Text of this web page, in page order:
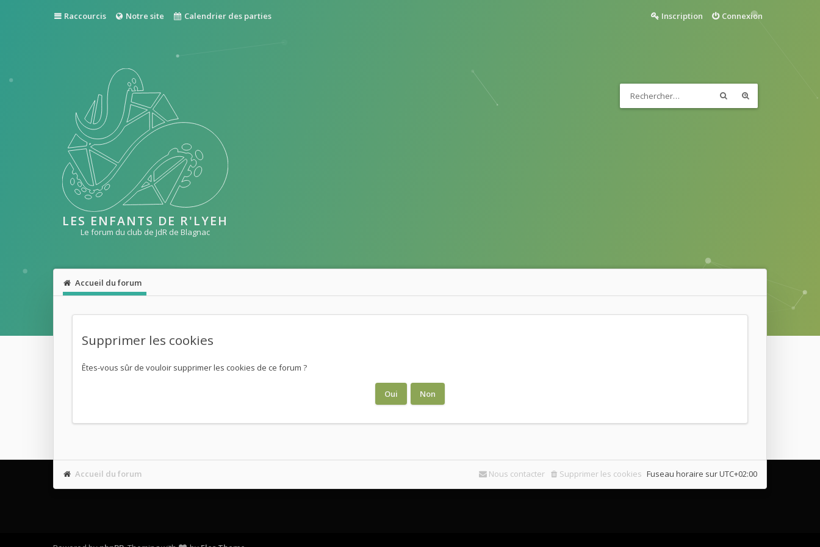
Raccourcis Notre site Calendrier des parties Connexion
Inscription
LES ENFANTS DE R'LYEH
Le forum du club de JdR de Blagnac
Accueil du forum
Supprimer les cookies
Êtes-vous sûr de vouloir supprimer les cookies de ce forum ?
Accueil du forum Fuseau horaire surUTC+02:00
Supprimer les cookies
Nous contacter